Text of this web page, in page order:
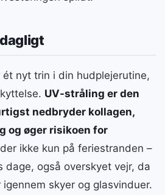
nyt trin i din hudplejerutine,
UV-stråling er den
nedbryder kollagen,
og øger risikoen for
ikke kun på feriestranden –
også overskyet vejr, da
skyer og glasvinduer.